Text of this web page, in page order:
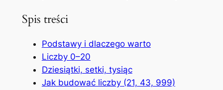
Spis treści
Podstawy i dlaczego warto
Liczby 0–20
Dziesiątki, setki, tysiąc
Jak budować liczby (21, 43, 999)